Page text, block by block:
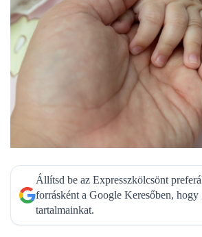
Állítsd be az Expresszkölcsönt
forrásként a Google Keresőben, hogy
tartalmainkat.